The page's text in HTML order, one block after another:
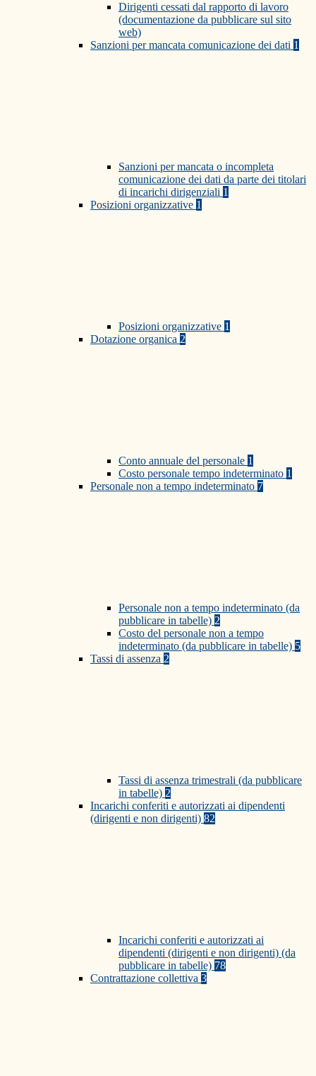
Dirigenti cessati dal rapporto di lavoro
(documentazione da pubblicare sul sito
web)
Sanzioni per mancata comunicazione dei dati 1
Sanzioni per mancata o incompleta
comunicazione dei dati da parte dei titolari
di incarichi dirigenziali 1
Posizioni organizzative 1
Posizioni organizzative 1
Dotazione organica 2
Conto annuale del personale 1
Costo personale tempo indeterminato 1
Personale non a tempo indeterminato 7
Personale non a tempo indeterminato (da
pubblicare in tabelle) 2
Costo del personale non a tempo
indeterminato (da pubblicare in tabelle) 5
Tassi di assenza 2
Tassi di assenza trimestrali (da pubblicare
in tabelle) 2
Incarichi conferiti e autorizzati ai dipendenti
(dirigenti e non dirigenti) 82
Incarichi conferiti e autorizzati ai
dipendenti (dirigenti e non dirigenti) (da
pubblicare in tabelle) 78
Contrattazione collettiva 3